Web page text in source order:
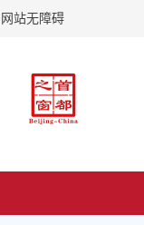
网站无障碍